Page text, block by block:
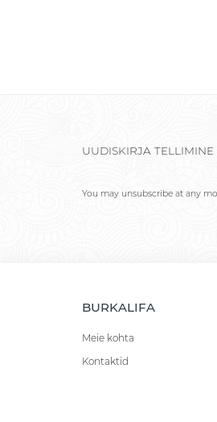
UUDISKIRJA TELLIMINE
You may unsubscribe at any
BURKALIFA
Meie kohta
Kontaktid